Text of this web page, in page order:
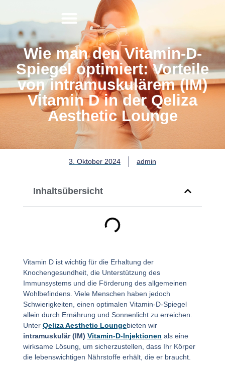
Wie man den Vitamin-D-
Spiegel optimiert: Vorteile
von intramuskulärem (IM)
Vitamin D in der Qeliza
Aesthetic Lounge
3. Oktober 2024 admin
Vitamin D ist wichtig für die Erhaltung der
Knochengesundheit, die Unterstützung des
Immunsystems und die Förderung des allgemeinen
Wohlbefindens. Viele Menschen haben jedoch
Schwierigkeiten, einen optimalen Vitamin-D-Spiegel
allein durch Ernährung und Sonnenlicht zu erreichen.
Unter Qeliza Aesthetic Loungebieten wir
intramuskulär (IM) Vitamin-D-Injektionen als eine
wirksame Lösung, um sicherzustellen, dass Ihr Körper
die lebenswichtigen Nährstoffe erhält, die er braucht.
Inhaltsübersicht